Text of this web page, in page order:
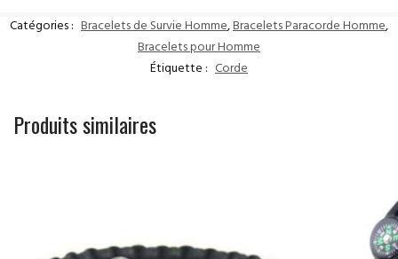
Catégories : Bracelets de Survie Homme,Bracelets Paracorde Homme,
Bracelets pour Homme
Étiquette : Corde
Produits similaires